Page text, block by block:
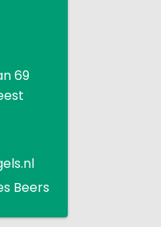
69
Beers